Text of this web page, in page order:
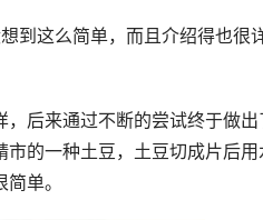
到这么简单，而且介绍得也很
后来通过不断的尝试终于做出
的一种土豆，土豆切成片后
单。